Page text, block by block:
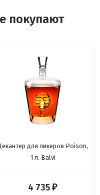
покупают
для ликеров Poison,
1 л. Balvi
4 735 ₽